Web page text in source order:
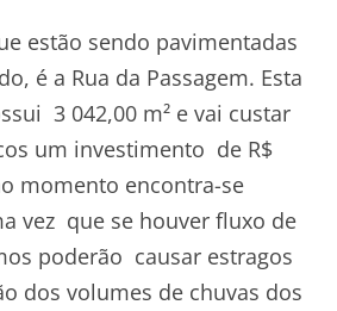
estão sendo pavimentadas
é a Rua da Passagem. Esta
3 042,00 m² e vai custar
um investimento de R$
momento encontra-se
vez que se houver fluxo de
poderão causar estragos
dos volumes de chuvas dos